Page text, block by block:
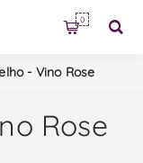
0
- Vino Rose
Rose